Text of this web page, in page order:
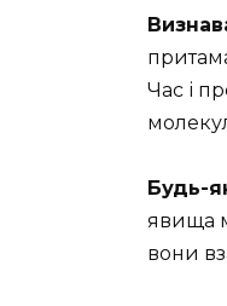
Час і
Будь-
явища
вони